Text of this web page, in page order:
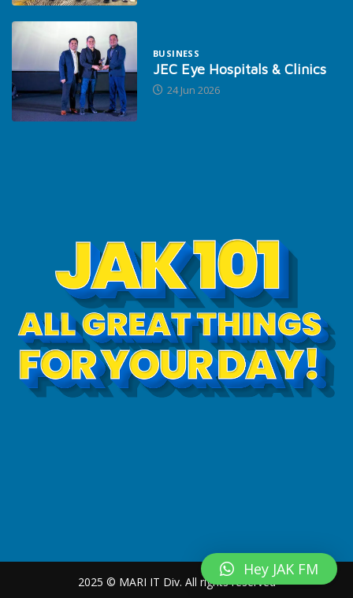
BUSINESS
JEC Eye Hospitals & Clinics
24 Jun 2026
2025 © MARI IT Div. All rights reserved
Hey JAK FM